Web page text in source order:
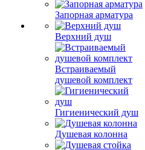
Запорная арматура
Верхний душ
Встраиваемый
душевой комплект
Гигиенический душ
Душевая колонна